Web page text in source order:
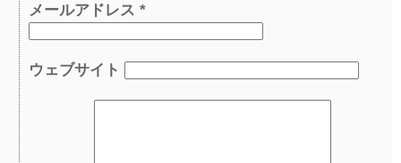
メールアドレス *
ウェブサイト